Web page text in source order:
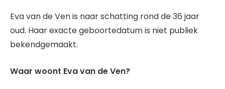
Eva van de Ven is naar schatting rond de 36 jaar
oud. Haar exacte geboortedatum is niet publiek
bekendgemaakt.
Waar woont Eva van de Ven?